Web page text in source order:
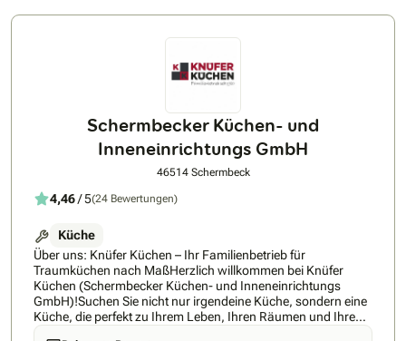
Schermbecker Küchen- und
Inneneinrichtungs GmbH
46514 Schermbeck
4,46/ 5(24 Bewertungen)
Küche
Über uns: Knüfer Küchen – Ihr Familienbetrieb für
Traumküchen nach MaßHerzlich willkommen bei Knüfer
Küchen (Schermbecker Küchen- und Inneneinrichtungs
GmbH)!Suchen Sie nicht nur irgendeine Küche, sondern eine
Küche, die perfekt zu Ihrem Leben, Ihren Räumen und Ihrem
Budget passt? Dann sind Sie bei uns genau richtig. Seit 1980